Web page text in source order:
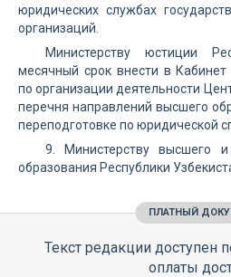
юридических службах
организаций.
Министерству юстиции
месячный срок внести в
по организации деятельности
перечня направлений высшего
переподготовке по юридической
9. Министерству высшего и
образования Республики
ПЛАТНЫЙ
Текст редакции доступен
оплаты